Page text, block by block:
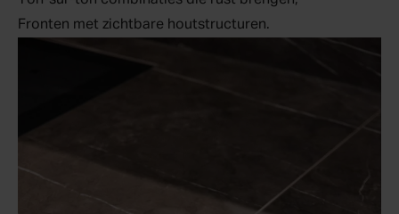
Fronten met zichtbare houtstructuren.